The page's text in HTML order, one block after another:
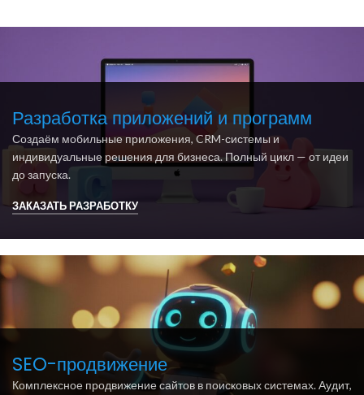
Разработка приложений и программ
Создаём мобильные приложения, CRM-системы и
индивидуальные решения для бизнеса. Полный цикл — от идеи
до запуска.
ЗАКАЗАТЬ РАЗРАБОТКУ
SEO-продвижение
Комплексное продвижение сайтов в поисковых системах. Аудит,